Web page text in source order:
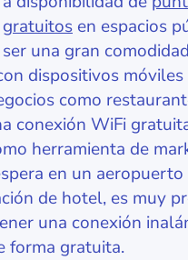
gratuitos en espacios
ser una gran
dispositivos
como
conexión WiFi
herramienta de
en un aeropuerto
de hotel, es muy
una conexión
forma gratuita.